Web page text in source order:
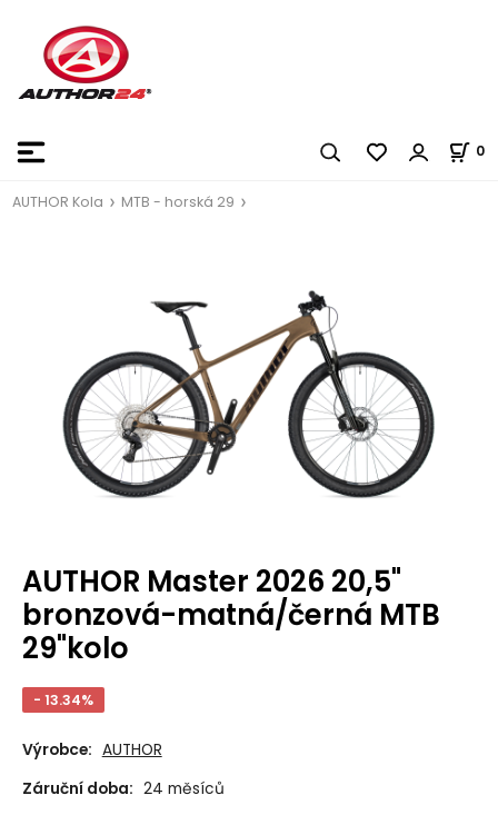
0
AUTHOR Kola MTB - horská 29
AUTHOR Master 2026 20,5"
bronzová-matná/černá MTB
29"kolo
- 13.34%
Výrobce: AUTHOR
Záruční doba: 24 měsíců